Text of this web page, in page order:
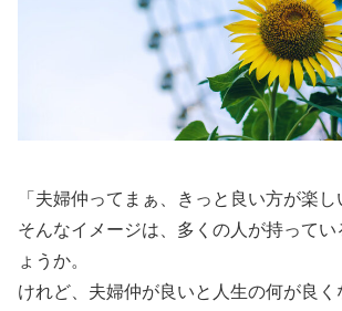
「夫婦仲ってまぁ、きっと良い方が楽し
そんなイメージは、多くの人が持ってい
ょうか。
けれど、夫婦仲が良いと人生の何が良く